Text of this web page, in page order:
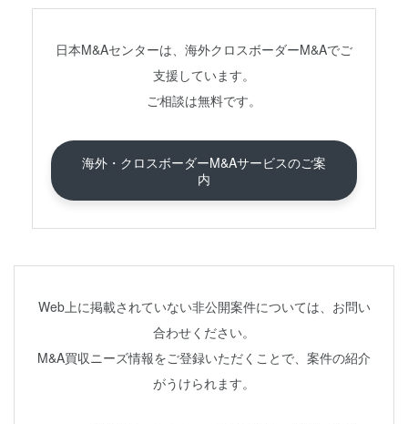
日本M&Aセンターは、海外クロスボーダーM&Aでご
支援しています。
ご相談は無料です。
海外・クロスボーダーM&Aサービスのご案
内
Web上に掲載されていない非公開案件については、お問い
合わせください。
M&A買収ニーズ情報をご登録いただくことで、案件の紹介
がうけられます。